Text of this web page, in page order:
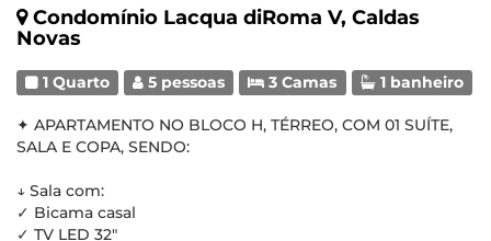
Condomínio Lacqua diRoma V, Caldas
Novas
1 Quarto 5 pessoas 3 Camas 1 banheiro
✦ APARTAMENTO NO BLOCO H, TÉRREO, COM 01 SUÍTE,
SALA E COPA, SENDO:
↓ Sala com:
✓ Bicama casal
✓ TV LED 32"